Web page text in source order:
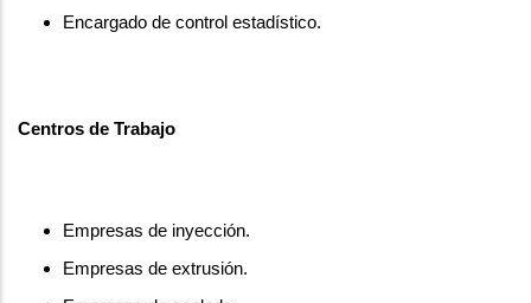
Encargado de control estadístico.
Centros de Trabajo
Empresas de inyección.
Empresas de extrusión.